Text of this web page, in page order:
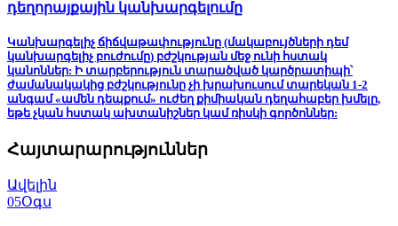
դեղորայքային կանխարգելումը
Կանխարգելիչ ճիճվաթափությունը (մակաբույծների դեմ
կանխարգելիչ բուժումը) բժշկության մեջ ունի հստակ
կանոններ: Ի տարբերություն տարածված կարծրատիպի՝
ժամանակակից բժշկությունը չի խրախուսում տարեկան 1-2
անգամ «ամեն դեպքում» ուժեղ քիմիական դեղահաբեր խմելը,
եթե չկան հստակ ախտանիշներ կամ ռիսկի գործոններ:
Հայտարարություններ
Ավելին
05Օգս